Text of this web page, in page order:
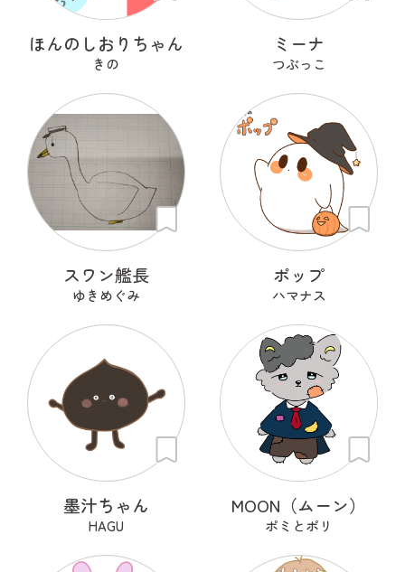
ほんのしおりちゃん
きの
ミーナ
つぶっこ
スワン艦長
ゆきめぐみ
ポップ
ハマナス
墨汁ちゃん
HAGU
MOON（ムーン）
ポミとポリ